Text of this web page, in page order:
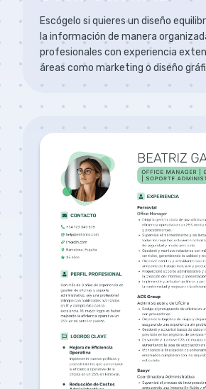
Escógelo si quieres un diseño
la información de manera
profesionales con experiencia
áreas como marketing o diseño